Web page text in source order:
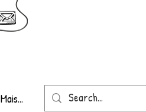
Mais...